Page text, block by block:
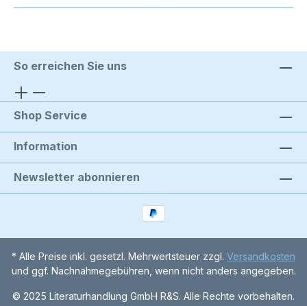
So erreichen Sie uns
Shop Service
Information
Newsletter abonnieren
* Alle Preise inkl. gesetzl. Mehrwertsteuer zzgl. Versandkosten
und ggf. Nachnahmegebühren, wenn nicht anders angegeben.
© 2025 Literaturhandlung GmbH R&S. Alle Rechte vorbehalten.